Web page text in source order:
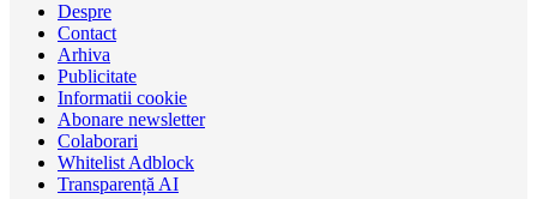
Despre
Contact
Arhiva
Publicitate
Informatii cookie
Abonare newsletter
Colaborari
Whitelist Adblock
Transparență AI